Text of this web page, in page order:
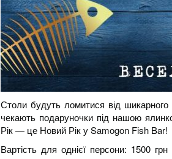
Столи будуть ломитися від
чекають подаруночки під нашою
Рік — це Новий Рік у Samogon Fish Bar!
Вартість для однієї персони: 1500